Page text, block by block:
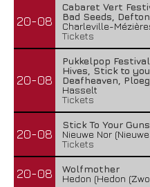
20-08
Cabaret Vert
Bad Seeds,
Charleville-
Tickets
20-08
Pukkelpop
Hives, Stick to
Deafheaven,
Hasselt
Tickets
20-08
Stick To Your Guns
Nieuwe Nor
Tickets
20-08
Wolfmother
Hedon (Hedon